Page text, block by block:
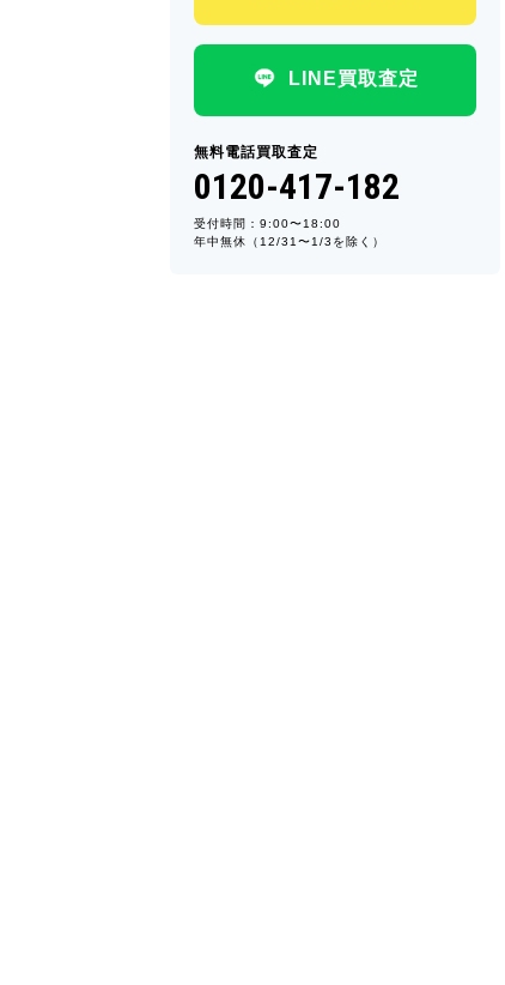
LINE買取査定
無料電話買取査定
0120-417-182
受付時間：9:00〜18:00
年中無休（12/31〜1/3を除く）